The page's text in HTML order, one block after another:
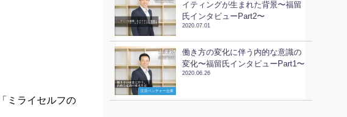
ミライセルフの
イティングが生まれた背景〜福留
氏インタビューPart2〜
2020.07.01
注目ベンチャー企業
働き方の変化に伴う内的な意識の
変化〜福留氏インタビューPart1〜
2020.06.26